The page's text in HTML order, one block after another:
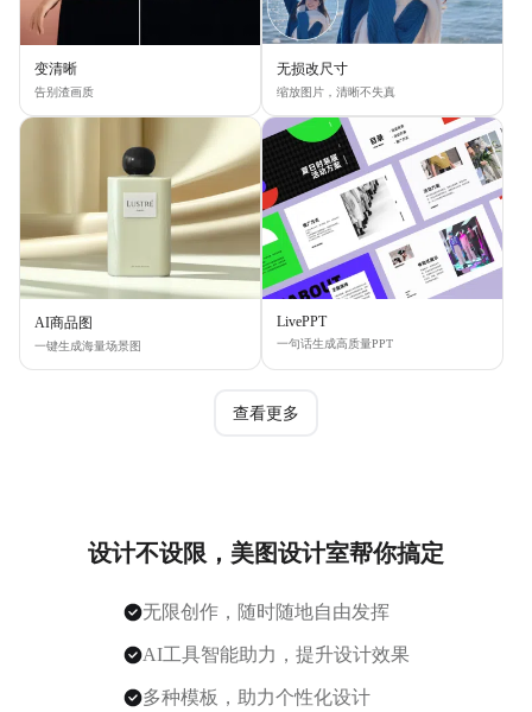
变清晰
告别渣画质
无损改尺寸
缩放图片，清晰不失真
AI商品图
一键生成海量场景图
LivePPT
一句话生成高质量PPT
查看更多
设计不设限，美图设计室帮你搞定
无限创作，随时随地自由发挥
AI工具智能助力，提升设计效果
多种模板，助力个性化设计